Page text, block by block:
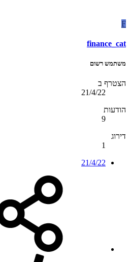
F
finance_cat
משתמש רשום
הצטרף ב
21/4/22
הודעות
9
דירוג
1
21/4/22